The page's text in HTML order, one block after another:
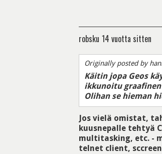
robsku 14 vuotta sitten
Originally posted by
Käitin jopa Geos
ikkunoitu
Olihan se hieman
Jos vielä omistat,
kuusnepalle tehtyä
multitasking, etc. -
telnet client,